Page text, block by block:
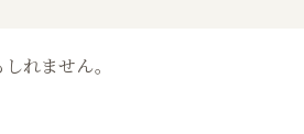
れません。